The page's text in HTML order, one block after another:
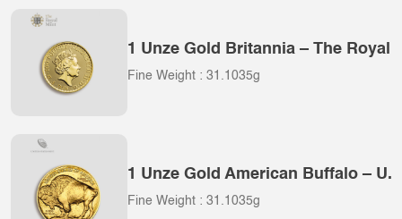
1 Unze Gold Britannia – The Royal
Fine Weight : 31.1035g
1 Unze Gold American Buffalo –
Fine Weight : 31.1035g